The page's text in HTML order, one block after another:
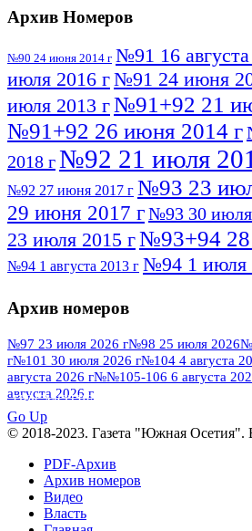
Архив Номеров
№90 24 июня 2014 г №91 16
июля 2016 г№91 24 июня
июля 2013 г№91+92 21
№91+92 26 июня 2014 г
2018 г№92 21 июля
№92 27 июня 2017 г №93 23
29 июня 2017 г№93 30 июля
23 июля 2015 г№93+94 28
№94 1 августа 2013 г №94 1 июля
№95 7 августа 2012 г
№95 28 июля 2016 г
2013 г№96 6 июля 2017 г
2012 г №96 28 июля 2015 г
№96+97 30 июля 2016 г
№97 11
№97 30 июля 2015 г
№98 2 августа 2016 г
Архив номеров
№97 23 июля 2026 г№98 25 июля 2026
г№101 30 июля 2026 г№104 4 августа
августа 2026 г№№105-106 6 августа
августа 2026 г
ПОСМОТРЕТЬ ВСЕ
Go Up
© 2018-2023. Газета "Южная Осетия".
PDF-Архив
Архив номеров
Видео
Власть